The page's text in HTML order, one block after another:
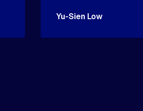
Yu-Sien Low